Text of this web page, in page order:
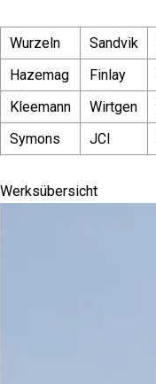
Wurzeln Sandvik
Hazemag
Finlay
Kleemann
Wirtgen
Symons
JCI
Werksübersicht